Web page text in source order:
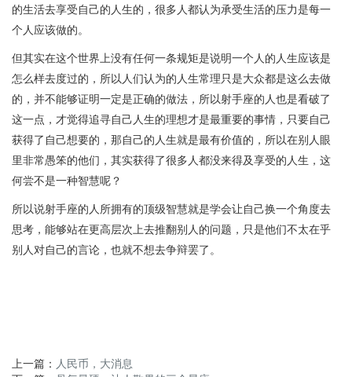
的生活去享受自己的人生的，很多人都认为承受生活的压力是每一
个人应该做的。
但其实在这个世界上没有任何一条规矩是说明一个人的人生应该是
怎么样去度过的，所以人们认为的人生常理只是大众都是这么去做
的，并不能够证明一定是正确的做法，所以射手座的人也是看破了
这一点，才觉得追寻自己人生的理想才是最重要的事情，只要自己
获得了自己想要的，那自己的人生就是最有价值的，所以在别人眼
里非常愚笨的他们，其实获得了很多人都没来得及享受的人生，这
何尝不是一种智慧呢？
所以说射手座的人所拥有的顶级智慧就是学会让自己换一个角度去
思考，能够站在更高层次上去推翻别人的问题，只是他们不太在乎
别人对自己的言论，也就不想去争辩罢了。
上一篇： 人民币，大消息